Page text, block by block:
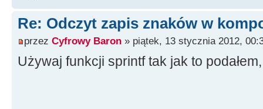
//
-----------------------------
__fastcallTForm1::TForm1(
TForm(Owner) {
Re: Odczyt zapis znaków w
przez Cyfrowy Baron » piątek, 13 stycznia 2012,
Używaj funkcji sprintf tak jak to